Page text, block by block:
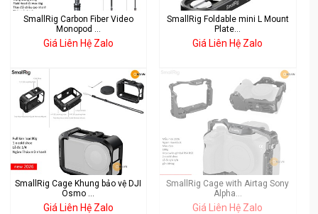
SmallRig Carbon Fiber Video
Monopod ...
Giá Liên Hệ Zalo
SmallRig Foldable mini L Mount
Plate...
Giá Liên Hệ Zalo
SmallRig Cage Khung bảo vệ DJI
Osmo ...
Giá Liên Hệ Zalo
SmallRig Cage with Airtag Sony
Alpha...
Giá Liên Hệ Zalo